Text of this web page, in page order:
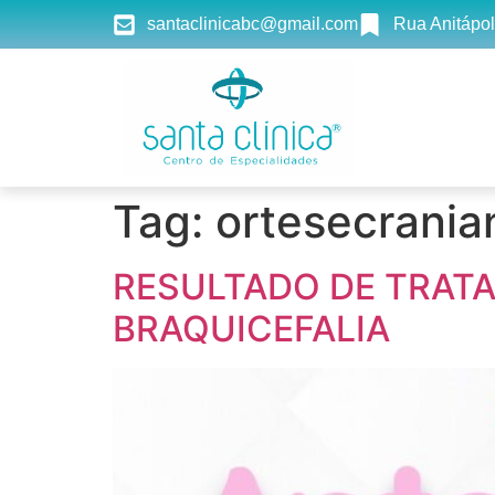
santaclinicabc@gmail.com Rua
Tag:
RESULTADO DE
BRAQUICEFALIA